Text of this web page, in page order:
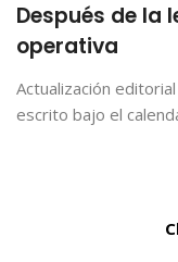
Después de la
operativa
Actualización
escrito bajo el